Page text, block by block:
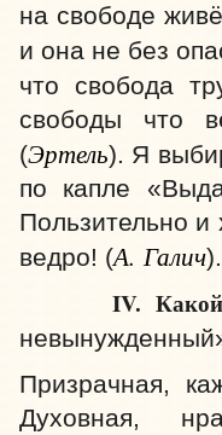
на свободе
и она не без
что свобода
свободы что
(Эртель). Я
по капле
Пользительно
ведро! (А. Галич).
IV.
Призрачная,
Духовная,